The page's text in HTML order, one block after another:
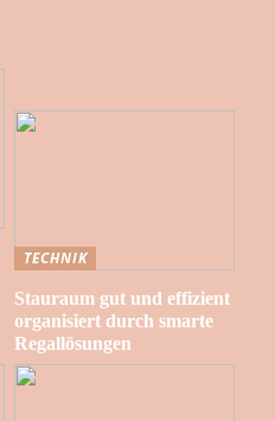
TECHNIK
Stauraum gut und effizient
organisiert durch smarte
Regallösungen